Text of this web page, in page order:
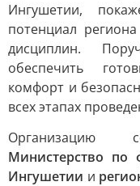
Ингушетии,
потенциал
дисциплин.
обеспечить
комфорт и
всех этапах
Организацию
Министерство по
Ингушетии и